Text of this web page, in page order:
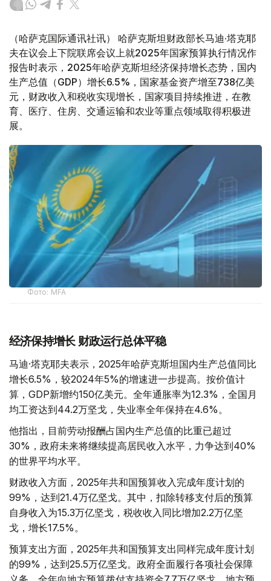
（哈萨克国际通讯社讯） 哈萨克斯坦财政部长马迪·塔克耶
夫在议会上下院联席会议上就2025年国家预算执行情况作
报告时表示，2025年哈萨克斯坦经济保持增长态势，国内
生产总值（GDP）增长6.5%，国家基金资产增至738亿美
元，财政收入和税收实现增长，国家项目持续推进，在教
育、医疗、住房、交通运输和农业等重点领域取得积极进
展。
Фото: MFA
经济保持增长 财政运行总体平稳
马迪·塔克耶夫表示，2025年哈萨克斯坦国内生产总值同比
增长6.5%，较2024年5%的增速进一步提高。按价值计
算，GDP新增约150亿美元。全年通胀率为12.3%，全国月
均工资达到44.2万坚戈，失业率全年保持在4.6%。
他指出，目前劳动报酬占国内生产总值的比重已超过
30%，政府未来将继续提高居民收入水平，力争达到40%
的世界平均水平。
财政收入方面，2025年共和国预算收入完成年度计划的
99%，达到21.4万亿坚戈。其中，扣除转移支付后的预算
自身收入为15.3万亿坚戈，税收收入同比增加2.2万亿坚
戈，增长17.5%。
预算支出方面，2025年共和国预算支出同样完成年度计划
的99%，达到25.5万亿坚戈。政府全面履行各项社会保障